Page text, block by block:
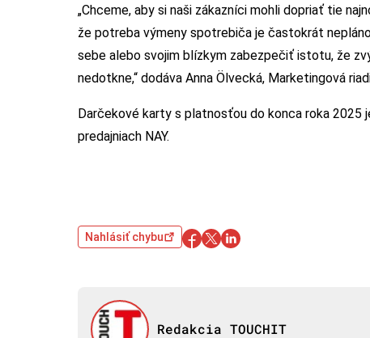
„Chceme, aby si naši zákazníci mohli dopriať tie
že potreba výmeny spotrebiča je častokrát
sebe alebo svojim blízkym zabezpečiť istotu, že
nedotkne,“ dodáva Anna Ölvecká, Marketingová
Darčekové karty s platnosťou do konca roka 2025
predajniach NAY.
Nahlásiť chybu
Redakcia TOUCHIT